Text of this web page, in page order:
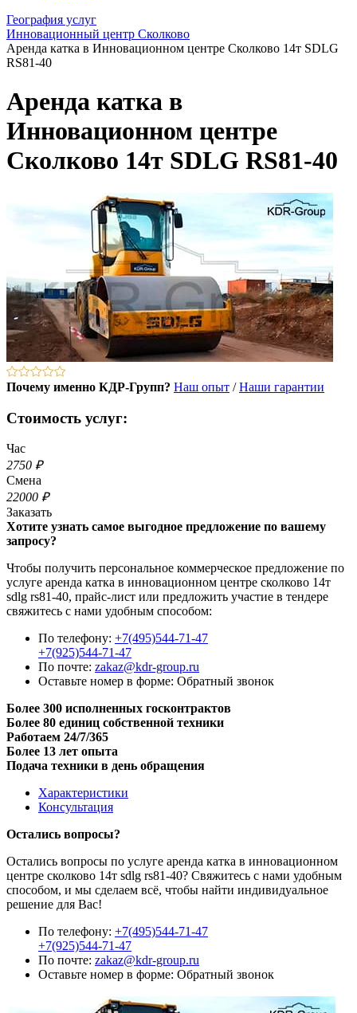
География услуг
Инновационный центр Сколково
Аренда катка в Инновационном центре Сколково 14т SDLG
RS81-40
Аренда катка в
Инновационном центре
Сколково 14т SDLG RS81-40
Почему именно КДР-Групп? Наш опыт /Наши гарантии
Стоимость услуг:
Час
2750 ₽
Смена
22000 ₽
Заказать
Хотите узнать самое выгодное предложение по вашему
запросу?
Чтобы получить персональное коммерческое предложение по
услуге аренда катка в инновационном центре сколково 14т
sdlg rs81-40, прайс-лист или предложить участие в тендере
свяжитесь с нами удобным способом:
По телефону: +7(495)544-71-47
+7(925)544-71-47
По почте: zakaz@kdr-group.ru
Оставьте номер в форме: Обратный звонок
Более 300 исполненных госконтрактов
Более 80 единиц собственной техники
Работаем 24/7/365
Более 13 лет опыта
Подача техники в день обращения
Характеристики
Консультация
Остались вопросы?
Остались вопросы по услуге аренда катка в инновационном
центре сколково 14т sdlg rs81-40? Свяжитесь с нами удобным
способом, и мы сделаем всё, чтобы найти индивидуальное
решение для Вас!
По телефону: +7(495)544-71-47
+7(925)544-71-47
По почте: zakaz@kdr-group.ru
Оставьте номер в форме: Обратный звонок